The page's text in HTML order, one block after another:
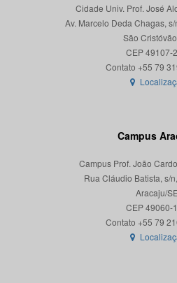
Cidade Univ. Prof. José
Av. Marcelo Deda Chagas,
São
CEP 49107-
Campus
Campus Prof. João
Rua Cláudio Batista, s/
Aracaju/SE
CEP 49060-